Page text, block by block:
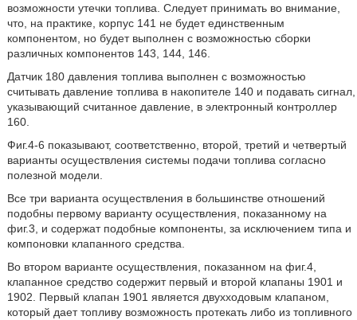
возможности утечки топлива. Следует принимать во внимание,
что, на практике, корпус 141 не будет единственным
компонентом, но будет выполнен с возможностью сборки
различных компонентов 143, 144, 146.
Датчик 180 давления топлива выполнен с возможностью
считывать давление топлива в накопителе 140 и подавать сигнал,
указывающий считанное давление, в электронный контроллер
160.
Фиг.4-6 показывают, соответственно, второй, третий и четвертый
варианты осуществления системы подачи топлива согласно
полезной модели.
Все три варианта осуществления в большинстве отношений
подобны первому варианту осуществления, показанному на
фиг.3, и содержат подобные компоненты, за исключением типа и
компоновки клапанного средства.
Во втором варианте осуществления, показанном на фиг.4,
клапанное средство содержит первый и второй клапаны 1901 и
1902. Первый клапан 1901 является двухходовым клапаном,
который дает топливу возможность протекать либо из топливного